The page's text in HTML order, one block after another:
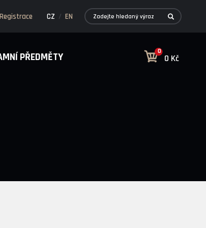
Registrace CZ / EN
0
0 Kč
PŘEDMĚTY